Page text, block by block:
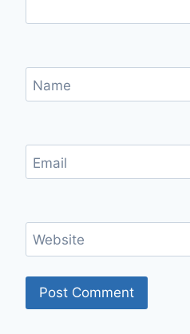
Name
Email
Website